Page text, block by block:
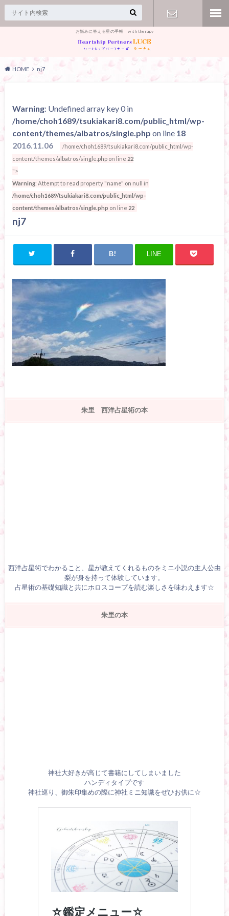
お悩みに答える星の手帳 with therapy
せ】
HOME nj7
Warning: Undefined array key 0 in
/home/choh1689/tsukiakari8.com/public_html/wp-
content/themes/albatros/single.php on line 18
2016.11.06
/home/choh1689/tsukiakari8.com/public_html/wp-
content/themes/albatros/single.php on line 22
">
Warning: Attempt to read property "name" on null in
/home/choh1689/tsukiakari8.com/public_html/wp-
content/themes/albatros/single.php on line 22
nj7
LINE
朱里 西洋占星術の本
西洋占星術でわかること、星が教えてくれるものをミニ小説の主人公由
梨が身を持って体験しています。
占星術の基礎知識と共にホロスコープを読む楽しさを味わえます☆
朱里の本
神社大好きが高じて書籍にしてしまいました
ハンディタイプです
神社巡り、御朱印集めの際に神社ミニ知識をぜひお供に☆